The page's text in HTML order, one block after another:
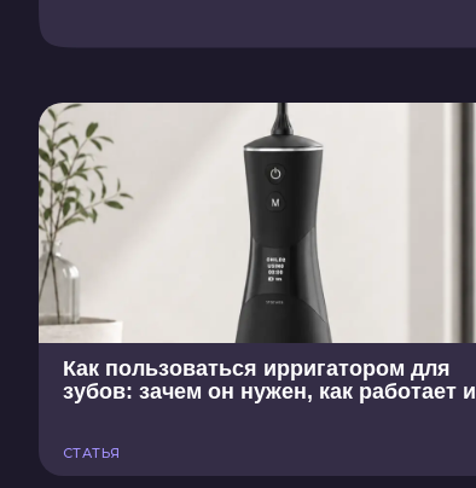
Как пользоваться ирригатором для
зубов: зачем он нужен, как работает и
СТАТЬЯ